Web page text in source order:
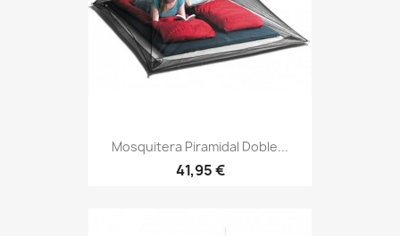
Mosquitera Piramidal Doble...
Precio
41,95 €